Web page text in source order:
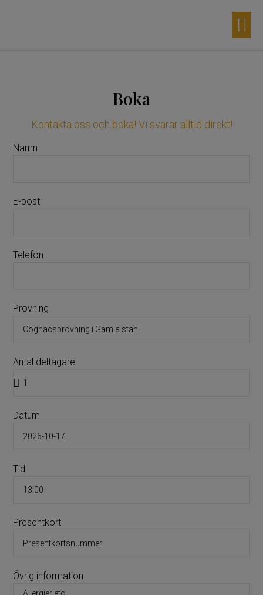
Boka
Kontakta oss och boka! Vi svarar alltid direkt!
Namn
E-post
Telefon
Provning
Antal deltagare
Datum
Tid
Presentkort
Övrig information